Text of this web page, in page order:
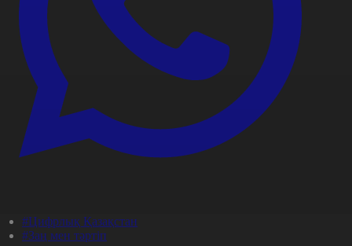
#Цифрлық Қазақстан
#Заң мен тәртіп